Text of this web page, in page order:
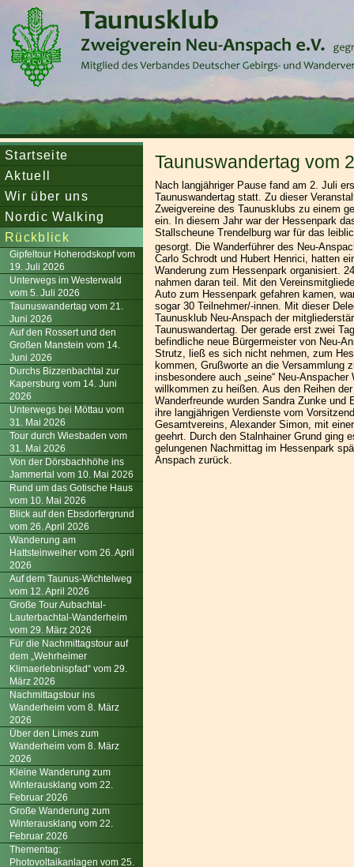
Startseite
Aktuell
Wir über uns
Nordic Walking
Rückblick
Gipfeltour Hoherodskopf vom
19. Juli 2026
Unterwegs im Westerwald
vom 5. Juli 2026
Taunuswandertag vom 21.
Juni 2026
Auf den Rossert und den
Großen Manstein vom 14.
Juni 2026
Durchs Bizzenbachtal zur
Kapersburg vom 14. Juni
2026
Unterwegs bei Möttau vom
31. Mai 2026
Tour durch Wiesbaden vom
31. Mai 2026
Von der Dörsbachhöhe ins
Jammertal vom 10. Mai 2026
Rund um das Gotische Haus
vom 10. Mai 2026
Blick auf den Ebsdorfergrund
vom 26. April 2026
Wanderung am
Hattsteinweiher vom 26. April
2026
Auf dem Taunus-Wichtelweg
vom 12. April 2026
Große Tour Aubachtal-
Lauterbachtal-Wanderheim
vom 29. März 2026
Für die Nachmittagstour auf
dem „Wehrheimer
Klimaerlebnispfad“ vom 29.
März 2026
Nachmittagstour ins
Wanderheim vom 8. März
2026
Über den Limes zum
Wanderheim vom 8. März
2026
Kleine Wanderung zum
Winterausklang vom 22.
Februar 2026
Große Wanderung zum
Winterausklang vom 22.
Februar 2026
Thementag:
Photovoltaikanlagen vom 25.
Taunuswandertag vom
Nach langjähriger Pause fand am 2. Juli
Taunuswandertag statt. Zu dieser
Zweigvereine des Taunusklubs zu einem
ein. In diesem Jahr war der Hessenpark
Stallscheune Trendelburg war für das
gesorgt. Die Wanderführer des Neu-
Carlo Schrodt und Hubert Henrici, hatten
Wanderung zum Hessenpark organisiert.
nahmen daran teil. Mit den
Auto zum Hessenpark gefahren kamen,
sogar 30 Teilnehmer/-innen. Mit dieser
Taunusklub Neu-Anspach der
Taunuswandertag. Der gerade erst zwei
befindliche neue Bürgermeister von Neu-
Strutz, ließ es sich nicht nehmen, zum
kommen, Grußworte an die Versammlung
insbesondere auch „seine“ Neu-Anspacher
willkommen zu heißen. Aus den Reihen
Wanderfreunde wurden Sandra Zunke und
ihre langjährigen Verdienste vom
Gesamtvereins, Alexander Simon, mit
geehrt. Durch den Stalnhainer Grund ging
gelungenen Nachmittag im Hessenpark
Anspach zurück.